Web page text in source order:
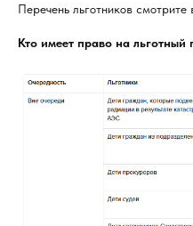
Перечень льготников смотрите
Кто имеет право на льготный